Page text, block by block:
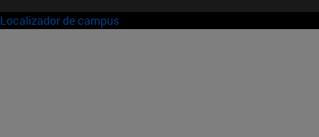
Localizador de campus